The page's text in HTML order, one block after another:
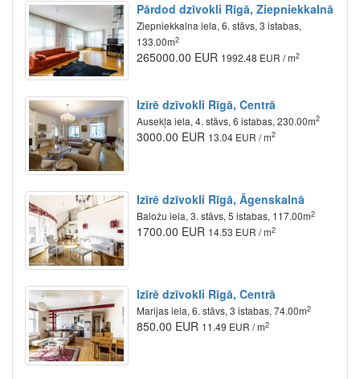
Pārdod dzīvokli Rīgā, Ziepniekkalnā
Ziepniekkalna iela, 6. stāvs, 3 istabas,
133.00m2
265000.00 EUR 1992.48 EUR / m2
Izīrē dzīvokli Rīgā, Centrā
Ausekļa iela, 4. stāvs, 6 istabas, 230.00m2
3000.00 EUR 13.04 EUR / m2
Izīrē dzīvokli Rīgā, Āgenskalnā
Baložu iela, 3. stāvs, 5 istabas, 117.00m2
1700.00 EUR 14.53 EUR / m2
Izīrē dzīvokli Rīgā, Centrā
Marijas iela, 6. stāvs, 3 istabas, 74.00m2
850.00 EUR 11.49 EUR / m2